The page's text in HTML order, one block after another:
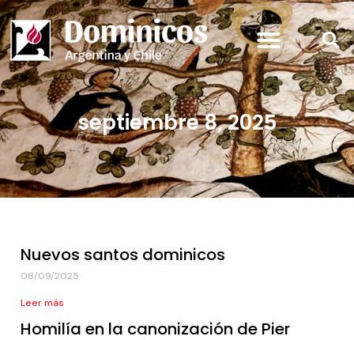
septiembre 8, 2025
Nuevos santos dominicos
08/09/2025
Leer más
Homilía en la canonización de Pier